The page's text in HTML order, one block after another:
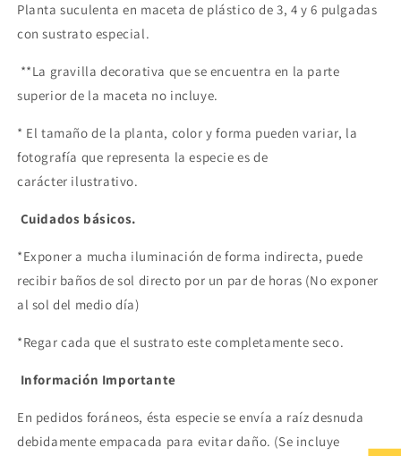
Planta suculenta en maceta de plástico de 3, 4 y 6 pulgadas
con sustrato especial.
**La gravilla decorativa que se encuentra en la parte
superior de la maceta no incluye.
* El tamaño de la planta, color y forma pueden variar, la
fotografía que representa la especie es de
carácter ilustrativo.
Cuidados básicos.
*Exponer a mucha iluminación de forma indirecta, puede
recibir baños de sol directo por un par de horas (No exponer
al sol del medio día)
*Regar cada que el sustrato este completamente seco.
Información Importante
En pedidos foráneos, ésta especie se envía a raíz desnuda
debidamente empacada para evitar daño. (Se incluye